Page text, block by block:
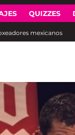
Open
QUIZZES
mexicanos